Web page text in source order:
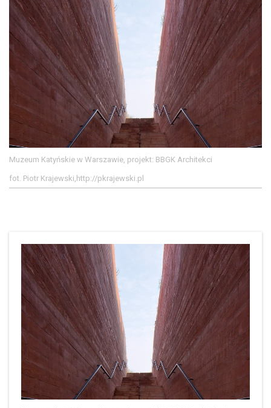
Muzeum Katyńskie w Warszawie, projekt: BBGK Architekci
fot. Piotr Krajewski,http://pkrajewski.pl